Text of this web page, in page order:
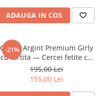
ADAUGA IN COS
-21%
Cercei Argint Premium Girly
cu tortita — Cercei fetite cu
Floricele - Pelicula
Anticoroziune
195,00 Lei
155,00 Lei